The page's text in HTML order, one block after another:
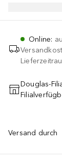
Online:
Douglas-
Versand durch